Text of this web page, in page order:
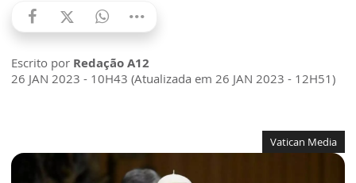
Escrito por Redação A12
26 JAN 2023 - 10H43 (Atualizada em 26 JAN 2023 - 12H51)
Vatican Media